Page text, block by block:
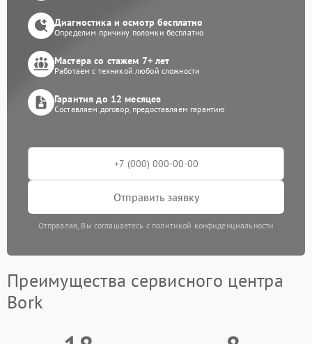
Диагностика и осмотр бесплатно
Определим причину поломки бесплатно
Мастера со стажем 7+ лет
Работаем с техникой любой сложности
Гарантия до 12 месяцев
Составляем договор, предоставляем гарантию
Отправить заявку
Отправляя, Вы соглашаетесь с политикой конфиденциальности
Преимущества сервисного центра
Bork